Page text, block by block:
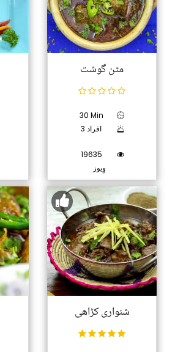
مٹن گوشت
30 Min
3 افراد
19635
وِیوز
شنواری کڑاھی